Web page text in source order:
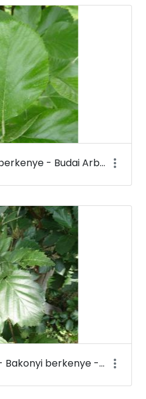
Sorbus aria - Lisztes berkenye - Budai Arborétum
Sorbus bakonyensis - Bakonyi berkenye - Budai Arborétum